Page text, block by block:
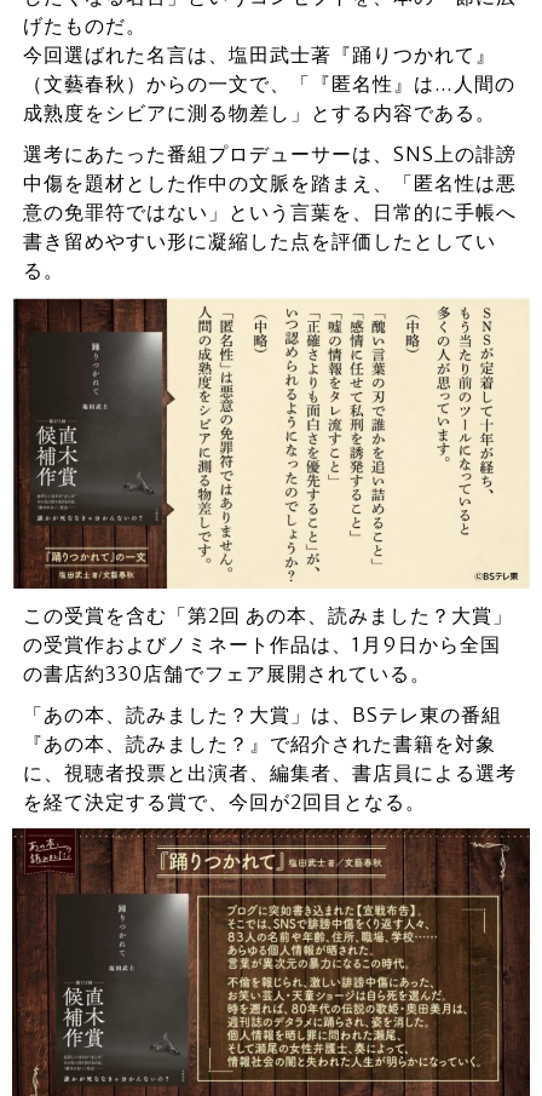
げたものだ。
今回選ばれた名言は、塩田武士著『踊りつかれて』
（文藝春秋）からの一文で、「『匿名性』は…人間の
成熟度をシビアに測る物差し」とする内容である。
選考にあたった番組プロデューサーは、SNS上の誹謗
中傷を題材とした作中の文脈を踏まえ、「匿名性は悪
意の免罪符ではない」という言葉を、日常的に手帳へ
書き留めやすい形に凝縮した点を評価したとしてい
る。
この受賞を含む「第2回 あの本、読みました？大賞」
の受賞作およびノミネート作品は、1月9日から全国
の書店約330店舗でフェア展開されている。
「あの本、読みました？大賞」は、BSテレ東の番組
『あの本、読みました？』で紹介された書籍を対象
に、視聴者投票と出演者、編集者、書店員による選考
を経て決定する賞で、今回が2回目となる。